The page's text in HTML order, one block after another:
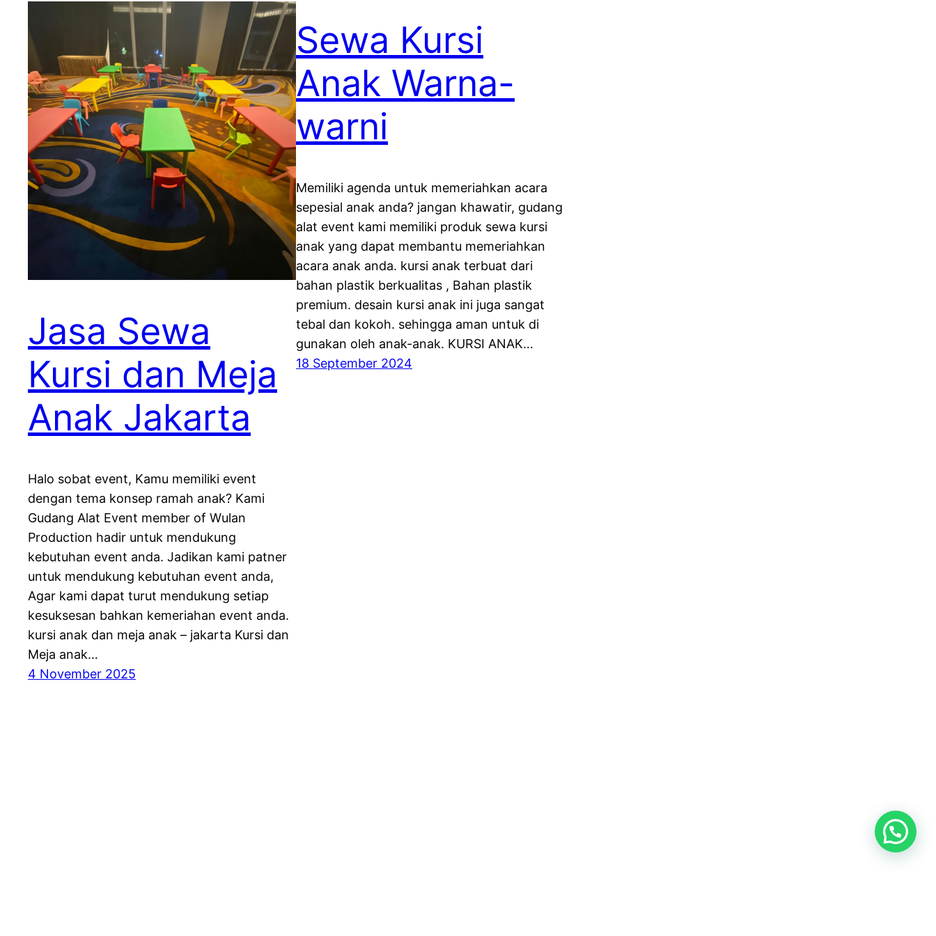
Jasa Sewa
Kursi dan Meja
Anak Jakarta
Halo sobat event, Kamu memiliki event
dengan tema konsep ramah anak? Kami
Gudang Alat Event member of Wulan
Production hadir untuk mendukung
kebutuhan event anda. Jadikan kami patner
untuk mendukung kebutuhan event anda,
Agar kami dapat turut mendukung setiap
kesuksesan bahkan kemeriahan event anda.
kursi anak dan meja anak – jakarta Kursi dan
Meja anak…
4 November 2025
Sewa Kursi
Anak Warna-
warni
Memiliki agenda untuk memeriahkan acara
sepesial anak anda? jangan khawatir, gudang
alat event kami memiliki produk sewa kursi
anak yang dapat membantu memeriahkan
acara anak anda. kursi anak terbuat dari
bahan plastik berkualitas , Bahan plastik
premium. desain kursi anak ini juga sangat
tebal dan kokoh. sehingga aman untuk di
gunakan oleh anak-anak. KURSI ANAK…
18 September 2024